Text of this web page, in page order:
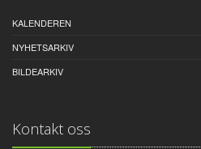
KALENDEREN
NYHETSARKIV
BILDEARKIV
Kontakt oss